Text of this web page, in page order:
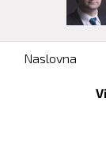
You are
Naslovna